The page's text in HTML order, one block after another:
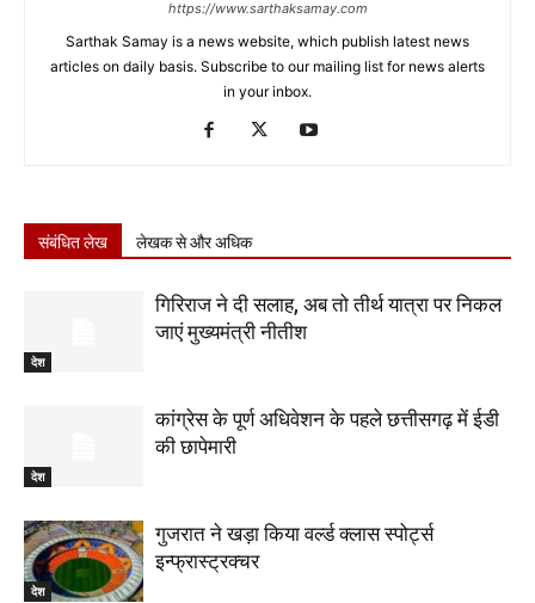
https://www.sarthaksamay.com
Sarthak Samay is a news website, which publish latest news
articles on daily basis. Subscribe to our mailing list for news alerts
in your inbox.
संबंधित लेख लेखक से और अधिक
देश
गिरिराज ने दी सलाह, अब तो तीर्थ यात्रा पर निकल
जाएं मुख्यमंत्री नीतीश
देश
कांग्रेस के पूर्ण अधिवेशन के पहले छत्तीसगढ़ में ईडी
की छापेमारी
देश
गुजरात ने खड़ा किया वर्ल्ड क्लास स्पोर्ट्स
इन्फ्रास्ट्रक्चर